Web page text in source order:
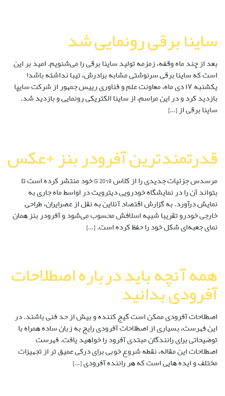
ساینا برقی رونمایی شد
بعد از چند ماه وقفه، زمزمه تولید ساینا برقی را می‌شنویم. امید بر این
است که ساینا برقی سرنوشتی مشابه برادرش، تیبا نداشته باشد!
یکشنبه ۱۷ دی‌ ماه، معاونت علم و فناوری رییس جمهور از شرکت سایپا
بازدید کرد و در این مراسم، از ساینا الکتریکی رونمایی و بازدید شد.
ساینا برقی از […]
قدرتمندترین آفرودر بنز +عکس
مرسدس جزئیات جدیدی را از کلاس G 2019 خود منتشر کرده است تا
بتواند آن را در نمایشگاه خودرویی دیترویت در اواسط ماه جاری به
نمایش درآورد. به گزارش اقتصاد آنلاین به نقل از عصرایران، طراحی
خارجی خودرو تقریبا شبیه اسلافش محسوب می‌شود و آفرودر بنز همان
نمای جعبه‌ای شکل خود را حفظ کرده است. […]
همه آنچه باید درباره اصطلاحات
آفرودی بدانید
اصطلاحات آفرودی ممکن است گیج کننده و بیش از حد فنی باشند. در
این فهرست، بسیاری از اصطلاحات آفرودی رایج به زبان ساده همراه با
توضیحاتی برای رانندگان مبتدی آفرود را خواهید یافت. فهرست
اصطلاحات این مقاله، نقطه شروع خوبی برای درکی عمیق تر از تجهیزات
مختلف و ایده هایی است که هر راننده آفرودی […]